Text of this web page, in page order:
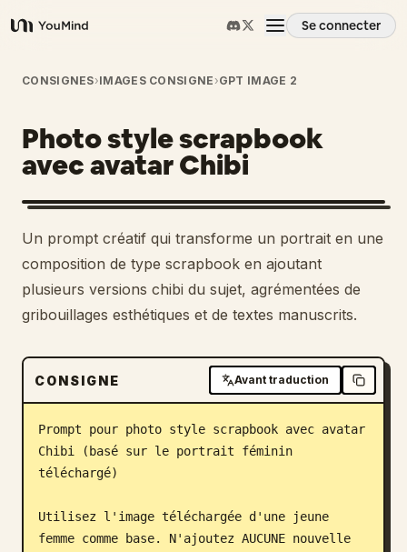
YouMind
Se connecter
Aperçu
Cas d'usage
Compétences
Invites
Tarifs
Télécharger
Blog
CONSIGNES›IMAGES CONSIGNE ›GPT IMAGE 2
Photo style scrapbook
avec avatar Chibi
Un prompt créatif qui transforme un portrait en une
composition de type scrapbook en ajoutant
plusieurs versions chibi du sujet, agrémentées de
gribouillages esthétiques et de textes manuscrits.
CONSIGNE Avant traduction
Prompt pour photo style scrapbook avec avatar
Chibi (basé sur le portrait féminin
téléchargé)
Utilisez l'image téléchargée d'une jeune
femme comme base. N'ajoutez AUCUNE nouvelle